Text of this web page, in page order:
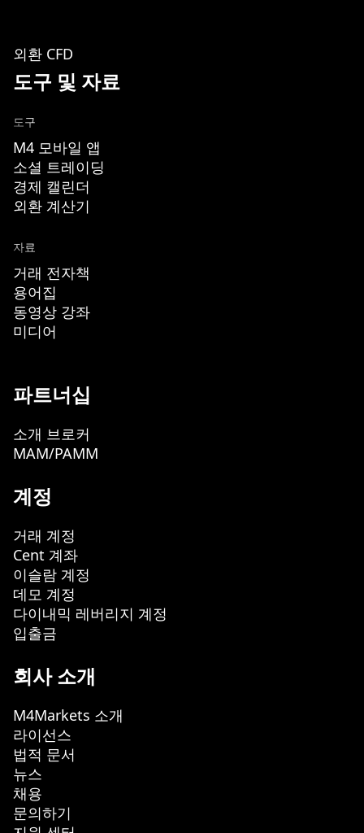
외환 CFD
도구 및 자료
도구
M4 모바일 앱
소셜 트레이딩
경제 캘린더
외환 계산기
자료
거래 전자책
용어집
동영상 강좌
미디어
파트너십
소개 브로커
MAM/PAMM
계정
거래 계정
Cent 계좌
이슬람 계정
데모 계정
다이내믹 레버리지 계정
입출금
회사 소개
M4Markets 소개
라이선스
법적 문서
뉴스
채용
문의하기